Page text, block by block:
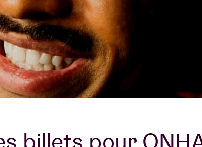
ABtv
Chèque-
À propos de
Contact